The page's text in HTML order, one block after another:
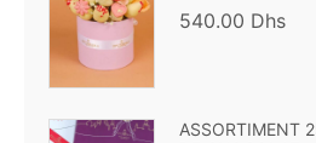
540.00 Dhs
ASSORTIMENT